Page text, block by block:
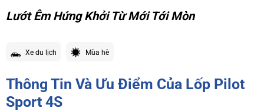
Lướt Êm Hứng Khởi Từ Mới Tới Mòn
Xe du lịch Mùa hè
Thông Tin Và Ưu Điểm Của Lốp Pilot
Sport 4S